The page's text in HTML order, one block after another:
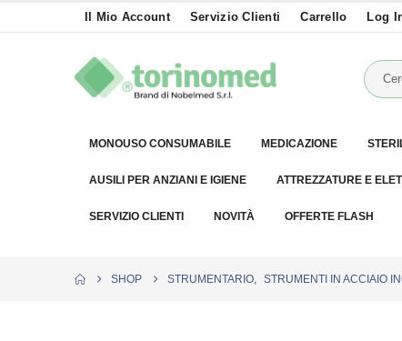
Il Mio Account Servizio Clienti Carrello Log
MONOUSO CONSUMABILE MEDICAZIONE
AUSILI PER ANZIANI E IGIENE ATTREZZATURE E
SERVIZIO CLIENTI NOVITÀ OFFERTE FLASH
SHOP STRUMENTARIO STRUMENTI IN ACCIAIO